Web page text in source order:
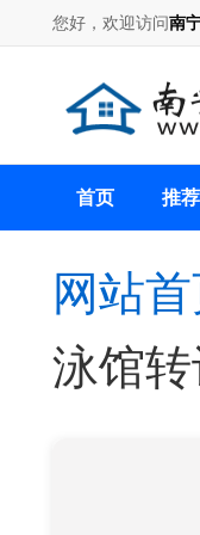
您好，欢迎访问南
首页 推
网站
泳馆